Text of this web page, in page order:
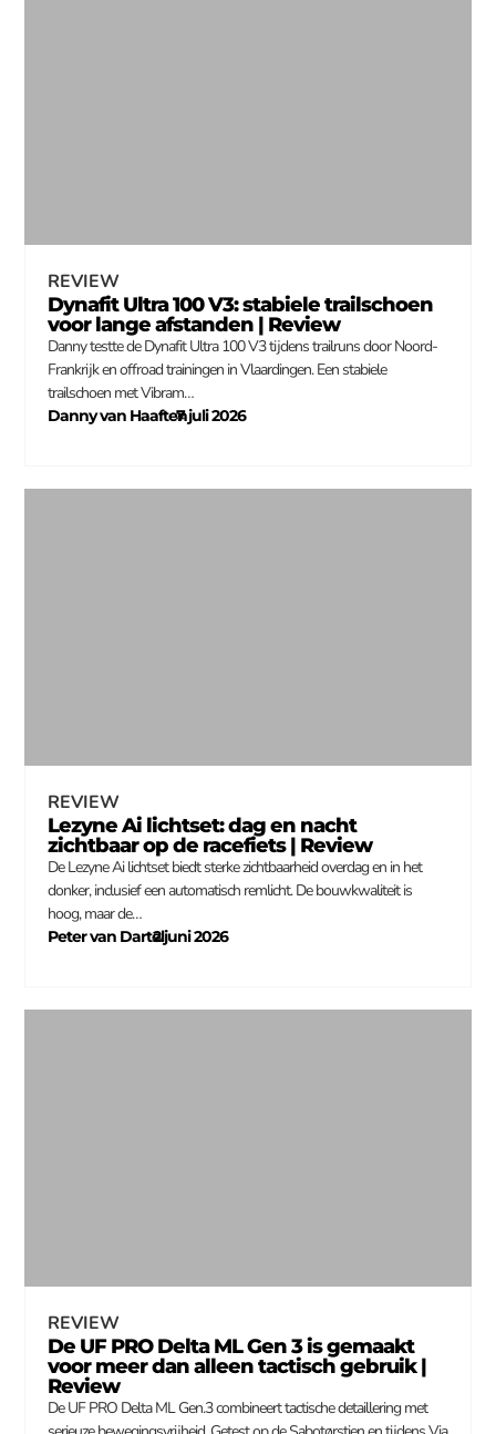
REVIEW
Dynafit Ultra 100 V3: stabiele trailschoen
voor lange afstanden | Review
Danny testte de Dynafit Ultra 100 V3 tijdens trailruns door Noord-
Frankrijk en offroad trainingen in Vlaardingen. Een stabiele
trailschoen met Vibram…
Danny van Haaften
–
7 juli 2026
REVIEW
Lezyne Ai lichtset: dag en nacht
zichtbaar op de racefiets | Review
De Lezyne Ai lichtset biedt sterke zichtbaarheid overdag en in het
donker, inclusief een automatisch remlicht. De bouwkwaliteit is
hoog, maar de…
Peter van Dartel
–
2 juni 2026
REVIEW
De UF PRO Delta ML Gen 3 is gemaakt
voor meer dan alleen tactisch gebruik |
Review
De UF PRO Delta ML Gen.3 combineert tactische detaillering met